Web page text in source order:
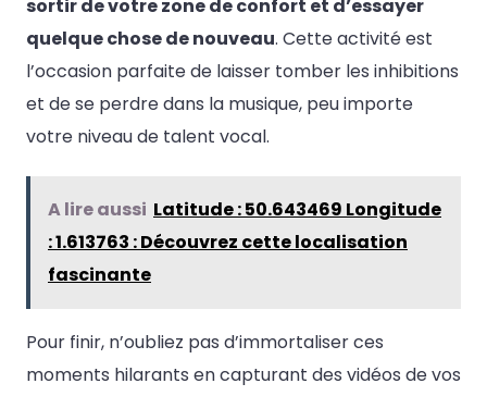
sortir de votre zone de confort et d’essayer
quelque chose de nouveau. Cette activité est
l’occasion parfaite de laisser tomber les inhibitions
et de se perdre dans la musique, peu importe
votre niveau de talent vocal.
A lire aussi Latitude : 50.643469 Longitude
: 1.613763 : Découvrez cette localisation
fascinante
Pour finir, n’oubliez pas d’immortaliser ces
moments hilarants en capturant des vidéos de vos